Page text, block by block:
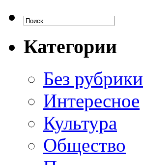
Категории
Без рубрики
Интересное
Культура
Общество